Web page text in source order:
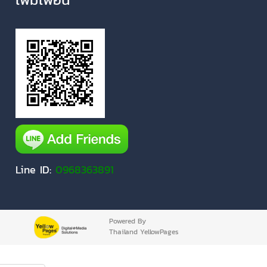
Line ID: 0968363891
Powered By
Thailand YellowPages